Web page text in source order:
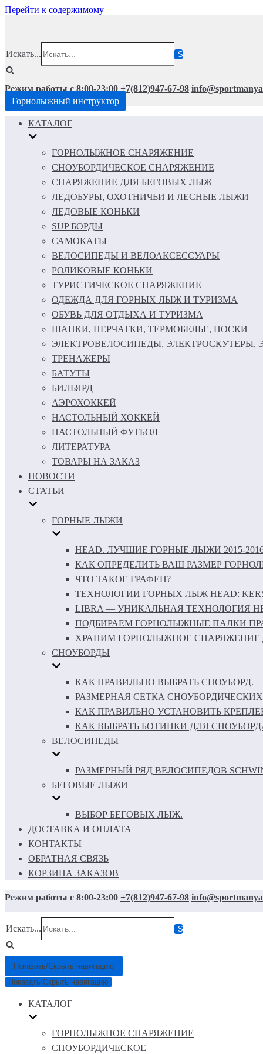
Перейти к содержимому
Искать...
Режим работы с 8:00-23:00 +7(812)947-67-98
Горнолыжный инструктор
КАТАЛОГ
ГОРНОЛЫЖНОЕ СНАРЯЖЕНИЕ
СНОУБОРДИЧЕСКОЕ СНАРЯЖЕНИЕ
СНАРЯЖЕНИЕ ДЛЯ БЕГОВЫХ ЛЫЖ
ЛЕДОБУРЫ, ОХОТНИЧЬИ И ЛЕСНЫЕ ЛЫЖИ
ЛЕДОВЫЕ КОНЬКИ
SUP БОРДЫ
САМОКАТЫ
ВЕЛОСИПЕДЫ И ВЕЛОАКСЕССУАРЫ
РОЛИКОВЫЕ КОНЬКИ
ТУРИСТИЧЕСКОЕ СНАРЯЖЕНИЕ
ОДЕЖДА ДЛЯ ГОРНЫХ ЛЫЖ И ТУРИЗМА
ОБУВЬ ДЛЯ ОТДЫХА И ТУРИЗМА
ШАПКИ, ПЕРЧАТКИ, ТЕРМОБЕЛЬЕ, НОСКИ
ЭЛЕКТРОВЕЛОСИПЕДЫ, ЭЛЕКТРОСКУТЕРЫ,
ТРЕНАЖЕРЫ
БАТУТЫ
БИЛЬЯРД
АЭРОХОККЕЙ
НАСТОЛЬНЫЙ ХОККЕЙ
НАСТОЛЬНЫЙ ФУТБОЛ
ЛИТЕРАТУРА
ТОВАРЫ НА ЗАКАЗ
НОВОСТИ
СТАТЬИ
ГОРНЫЕ ЛЫЖИ
HEAD. ЛУЧШИЕ ГОРНЫЕ ЛЫЖИ 2015-
КАК ОПРЕДЕЛИТЬ ВАШ РАЗМЕР
ЧТО ТАКОЕ ГРАФЕН?
ТЕХНОЛОГИИ ГОРНЫХ ЛЫЖ HEAD: KERS
LIBRA — УНИКАЛЬНАЯ ТЕХНОЛОГИЯ
ПОДБИРАЕМ ГОРНОЛЫЖНЫЕ ПАЛКИ
ХРАНИМ ГОРНОЛЫЖНОЕ
СНОУБОРДЫ
КАК ПРАВИЛЬНО ВЫБРАТЬ СНОУБОРД.
РАЗМЕРНАЯ СЕТКА
КАК ПРАВИЛЬНО УСТАНОВИТЬ
КАК ВЫБРАТЬ БОТИНКИ ДЛЯ
ВЕЛОСИПЕДЫ
РАЗМЕРНЫЙ РЯД ВЕЛОСИПЕДОВ
БЕГОВЫЕ ЛЫЖИ
ВЫБОР БЕГОВЫХ ЛЫЖ.
ДОСТАВКА И ОПЛАТА
КОНТАКТЫ
ОБРАТНАЯ СВЯЗЬ
КОРЗИНА ЗАКАЗОВ
Режим работы с 8:00-23:00 +7(812)947-67-98
Искать...
Показать/Скрыть навигацию
Показать/Скрыть навигацию
КАТАЛОГ
ГОРНОЛЫЖНОЕ СНАРЯЖЕНИЕ
СНОУБОРДИЧЕСКОЕ